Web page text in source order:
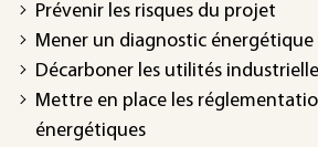
Prévenir les risques du projet
Mener un diagnostic énergétique
Décarboner les utilités
Mettre en place les
énergétiques